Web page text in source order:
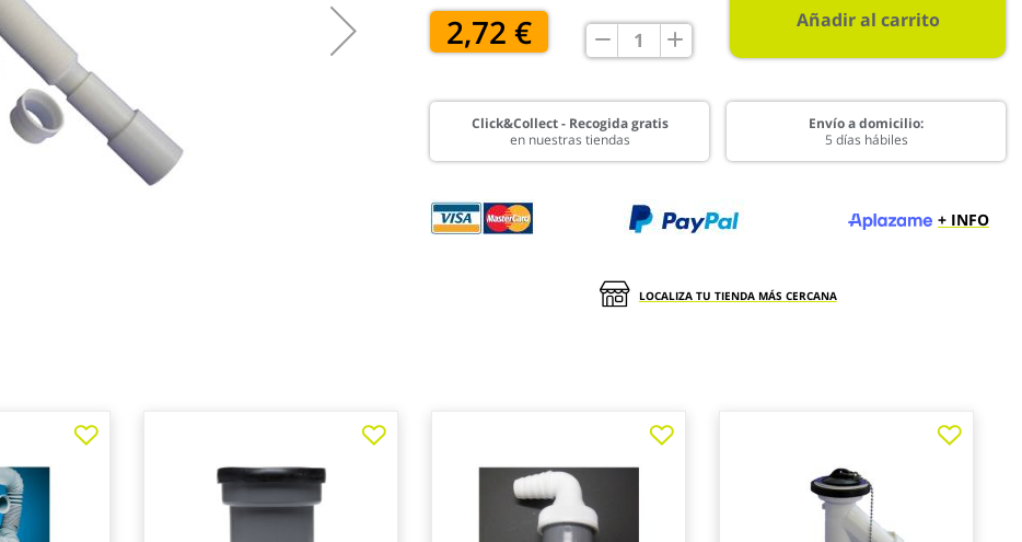
2,72 € Añadir al carrito
Click&Collect - Recogida gratis
en nuestras tiendas
Envío a domicilio:
5 días hábiles
+ INFO
LOCALIZA TU TIENDA MÁS CERCANA